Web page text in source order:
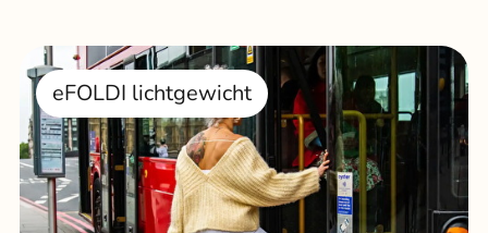
eFOLDI lichtgewicht